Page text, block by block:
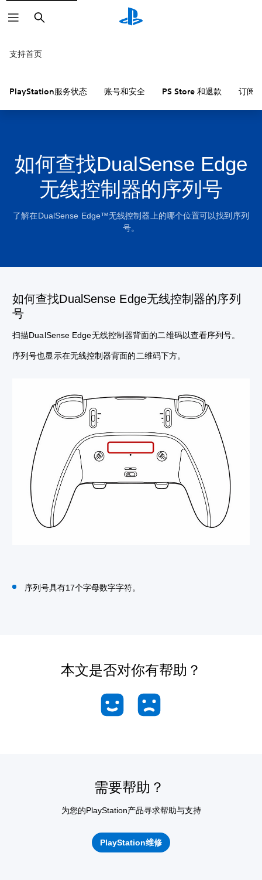
搜
索
支持首页
PlayStation服务状态 账号和安全 PS Store 和退款 订阅
如何查找DualSense Edge
无线控制器的序列号
了解在DualSense Edge™无线控制器上的哪个位置可以找到序列
号。
如何查找DualSense Edge无线控制器的序列
号
扫描DualSense Edge无线控制器背面的二维码以查看序列号。
序列号也显示在无线控制器背面的二维码下方。
序列号具有17个字母数字字符。
本文是否对你有帮助？
需要帮助？
为您的PlayStation产品寻求帮助与支持
PlayStation维修